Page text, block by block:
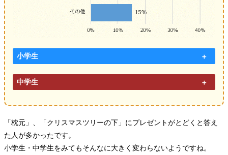
小学生
中学生
「枕元」、「クリスマスツリーの下」にプレゼントがとどくと答え
た人が多かったです。
小学生・中学生をみてもそんなに大きく変わらないようですね。